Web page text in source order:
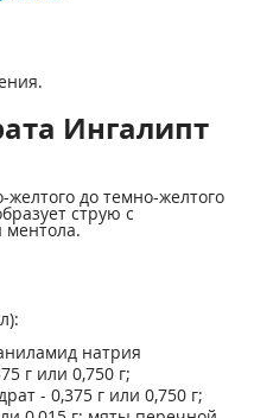
Ингалипт
желтого до темно-желтого
струю с
ментола.
натрия
г или 0,750 г;
- 0,375 г или 0,750 г;